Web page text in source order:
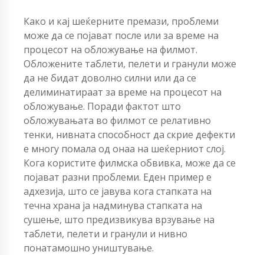
Како и кај шеќерните премази, проблеми
може да се појават после или за време на
процесот на обложување на филмот.
Обложените таблети, пелети и гранули може
да не бидат доволно силни или да се
делиминатираат за време на процесот на
обложување. Поради фактот што
обложувањата во филмот се релативно
тенки, нивната способност да скрие дефекти
е многу помала од онаа на шеќерниот слој.
Кога користите филмска обвивка, може да се
појават разни проблеми. Еден пример е
адхезија, што се јавува кога стапката на
течна храна ја надминува стапката на
сушење, што предизвикува врзување на
таблети, пелети и гранули и нивно
понатамошно уништување.